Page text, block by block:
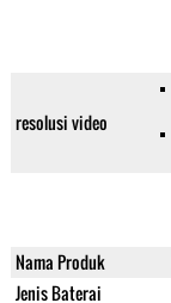
resolusi video
Nama Produk
Jenis Baterai